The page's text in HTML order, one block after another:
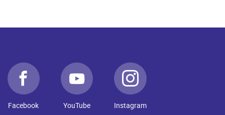
Facebook YouTube Instagram